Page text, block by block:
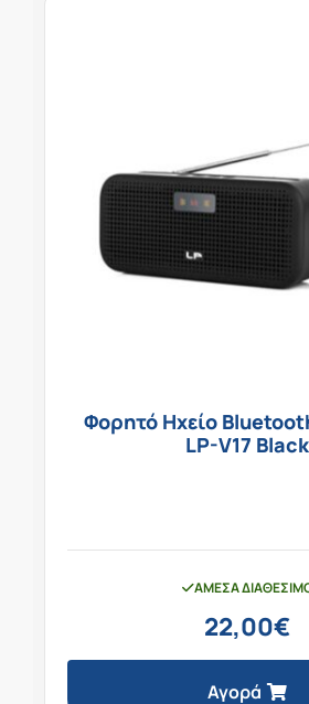
Φορητό Ηχείο
LP-V17 Black
ΆΜΕΣΑ
22,00€
Αγορά